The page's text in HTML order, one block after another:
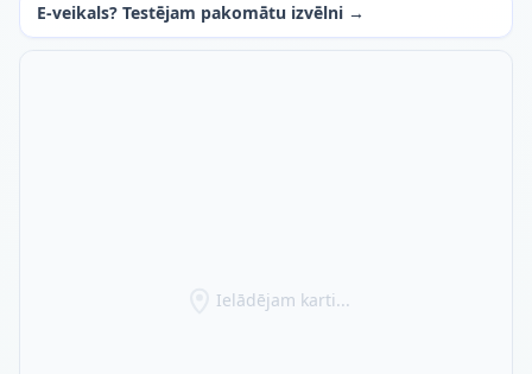
E-veikals? Testējam pakomātu izvēlni →
Ielādējam karti...